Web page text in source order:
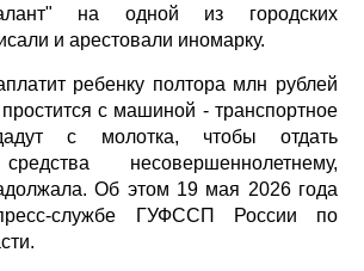
на одной из городских
и арестовали иномарку.
ребенку полтора млн рублей
с машиной - транспортное
с молотка, чтобы отдать
несовершеннолетнему,
Об этом 19 мая 2026 года
службе ГУФССП России по